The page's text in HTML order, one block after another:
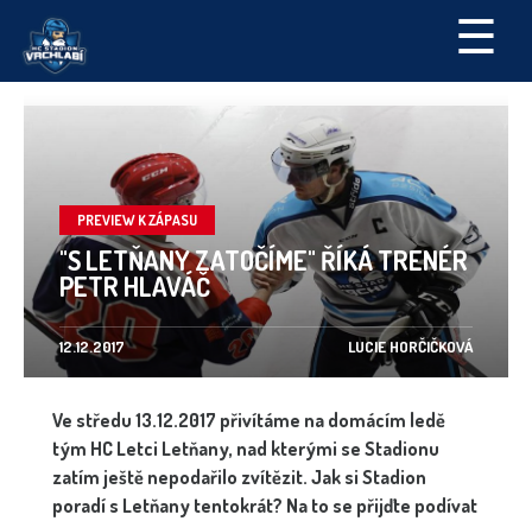
☰
PREVIEW K ZÁPASU
"S LETŇANY ZATOČÍME" ŘÍKÁ TRENÉR
PETR HLAVÁČ
12.12.2017 LUCIE HORČIČKOVÁ
Ve středu 13.12.2017 přivítáme na domácím ledě
tým HC Letci Letňany, nad kterými se Stadionu
zatím ještě nepodařilo zvítězit. Jak si Stadion
poradí s Letňany tentokrát? Na to se přijďte podívat